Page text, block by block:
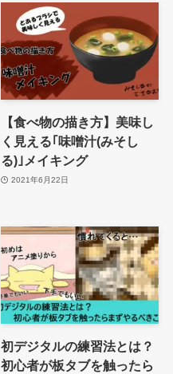
【食べ物の描き方】美味し
く見える｢味噌汁(みそし
る)｣メイキング
2021年6月22日
初デジタルの練習法とは？
初心者が板タブを触ったら